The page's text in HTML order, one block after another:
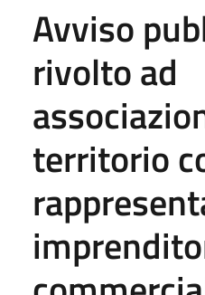
Avviso
rivolto ad
territorio